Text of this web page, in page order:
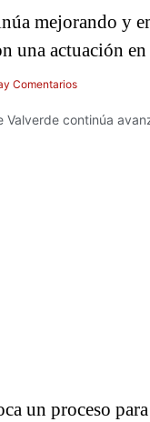
mejorando y
una actuación
Comentarios
Valverde continúa
un proceso